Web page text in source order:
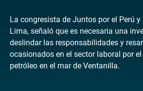
La congresista de Juntos por el Perú
Lima, señaló que es necesaria una
deslindar las responsabilidades y
ocasionados en el sector laboral por
petróleo en el mar de Ventanilla.